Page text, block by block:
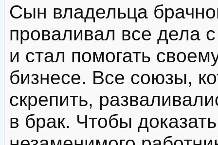
Сын владельца
проваливал все дела
и стал помогать
бизнесе. Все союзы,
скрепить,
в брак. Чтобы